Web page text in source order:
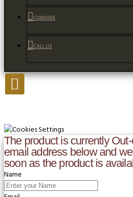
COMPARE
CALL US
The product is currently
email address below and
soon as the product is
Name